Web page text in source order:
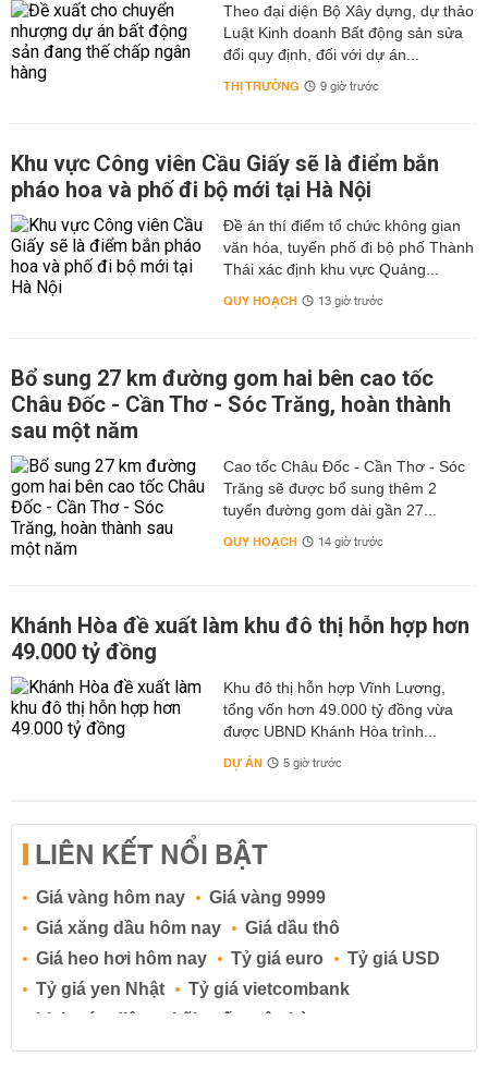
Theo đại diện Bộ Xây dựng, dự thảo
Luật Kinh doanh Bất động sản sửa
đổi quy định, đối với dự án...
THỊ TRƯỜNG 9 giờ trước
Khu vực Công viên Cầu Giấy sẽ là điểm bắn
pháo hoa và phố đi bộ mới tại Hà Nội
Đề án thí điểm tổ chức không gian
văn hóa, tuyến phố đi bộ phố Thành
Thái xác định khu vực Quảng...
QUY HOẠCH 13 giờ trước
Bổ sung 27 km đường gom hai bên cao tốc
Châu Đốc - Cần Thơ - Sóc Trăng, hoàn thành
sau một năm
Cao tốc Châu Đốc - Cần Thơ - Sóc
Trăng sẽ được bổ sung thêm 2
tuyến đường gom dài gần 27...
QUY HOẠCH 14 giờ trước
Khánh Hòa đề xuất làm khu đô thị hỗn hợp hơn
49.000 tỷ đồng
Khu đô thị hỗn hợp Vĩnh Lương,
tổng vốn hơn 49.000 tỷ đồng vừa
được UBND Khánh Hòa trình...
DỰ ÁN 5 giờ trước
LIÊN KẾT NỔI BẬT
Giá vàng hôm nay
Giá vàng 9999
Giá xăng dầu hôm nay
Giá dầu thô
Giá heo hơi hôm nay
Tỷ giá euro
Tỷ giá USD
Tỷ giá yen Nhật
Tỷ giá vietcombank
Lịch cúp điện
Lãi suất ngân hàng
Lãi suất tiết kiệm
Lãi suất tiền gửi